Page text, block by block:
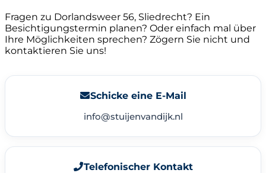
Fragen zu Dorlandsweer 56, Sliedrecht? Ein
Besichtigungstermin planen? Oder einfach mal über
Ihre Möglichkeiten sprechen? Zögern Sie nicht und
kontaktieren Sie uns!
Schicke eine E-Mail
info@stuijenvandijk.nl
Telefonischer Kontakt